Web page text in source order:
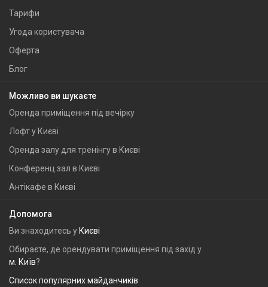
Тарифи
Угода користувача
Оферта
Блог
Можливо ви шукаєте
Оренда приміщення під вечірку
Лофт у Києві
Оренда залу для тренінгу в Києві
Конференц зал в Києві
Антікафе в Києві
Допомога
Ви знаходитесь у Києві
Обираєте, де орендувати приміщення під захід у
м. Київ?
Список популярних майданчиків